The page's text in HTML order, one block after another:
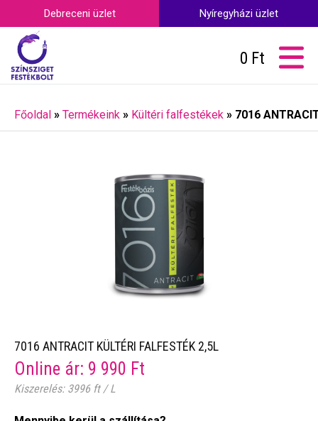
Debreceni üzlet Nyíregyházi üzlet
0 Ft
Főoldal » Termékeink » Kültéri falfestékek » 7016
7016 ANTRACIT KÜLTÉRI FALFESTÉK 2,5L
Online ár: 9 990 Ft
Kiszerelés: 3996 ft / L